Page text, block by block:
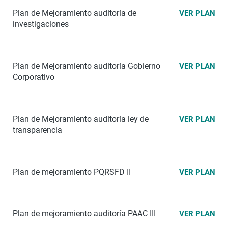
Plan de Mejoramiento auditoría de
investigaciones
VER PLAN
Plan de Mejoramiento auditoría Gobierno
Corporativo
VER PLAN
Plan de Mejoramiento auditoría ley de
transparencia
VER PLAN
Plan de mejoramiento PQRSFD II VER PLAN
Plan de mejoramiento auditoría PAAC III VER PLAN